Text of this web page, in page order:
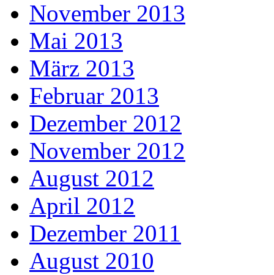
November 2013
Mai 2013
März 2013
Februar 2013
Dezember 2012
November 2012
August 2012
April 2012
Dezember 2011
August 2010